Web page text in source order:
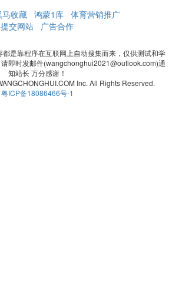
马收藏 鸿蒙1库 体育营销推广
提交网站
广告合作
是靠程序在互联网上自动搜集而来，仅供测试和学
即时发邮件(wangchonghui2021@outlook.com)通
知站长 万分感谢！
Inc. All Rights Reserved.
粤ICP备18086466号-1